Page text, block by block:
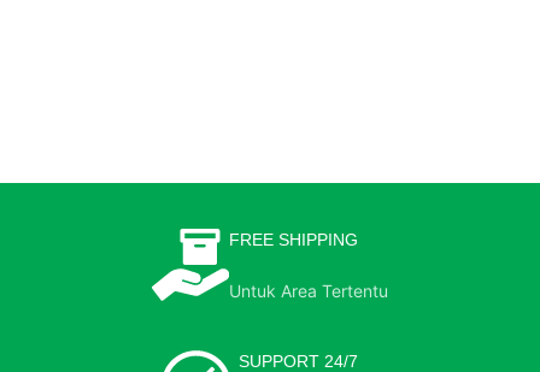
FREE SHIPPING
Untuk Area Tertentu
SUPPORT 24/7